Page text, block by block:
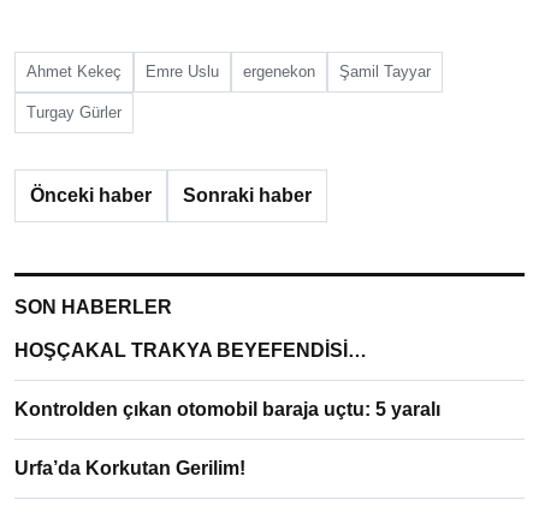
Ahmet Kekeç Emre Uslu ergenekon Şamil Tayyar
Turgay Gürler
Önceki haber Sonraki haber
SON HABERLER
HOŞÇAKAL TRAKYA BEYEFENDİSİ…
Kontrolden çıkan otomobil baraja uçtu: 5 yaralı
Urfa’da Korkutan Gerilim!